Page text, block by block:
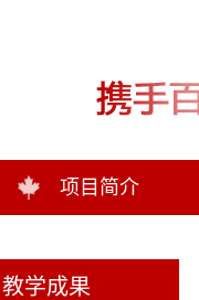
项目简介
教学成果